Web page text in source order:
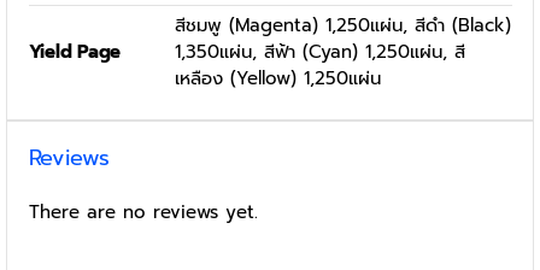
Yield Page
สีชมพู (Magenta) 1,250แผ่น, สีดำ (Black)
1,350แผ่น, สีฟ้า (Cyan) 1,250แผ่น, สี
เหลือง (Yellow) 1,250แผ่น
Reviews
There are no reviews yet.